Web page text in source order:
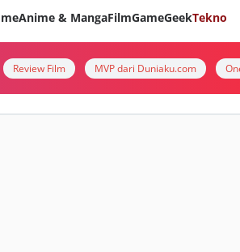
Anime & MangaFilmGameGeekTekno
Review Film MVP dari Duniaku.com